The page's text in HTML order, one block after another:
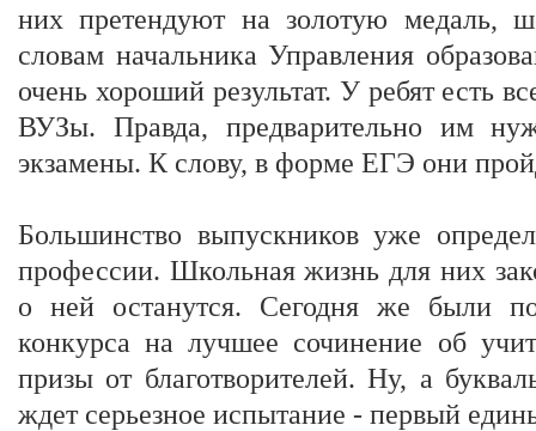
них претендуют на золотую медаль,
словам начальника Управления
очень хороший результат. У ребят есть
ВУЗы. Правда, предварительно им
экзамены. К слову, в форме ЕГЭ они
Большинство выпускников уже
профессии. Школьная жизнь для них
о ней останутся. Сегодня же были
конкурса на лучшее сочинение об
призы от благотворителей. Ну, а
ждет серьезное испытание - первый